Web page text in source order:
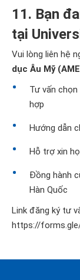
11. Bạn
tại
Vui lòng liên hệ
dục Âu Mỹ
Tư vấn
hợp
Hướng dẫn
Hỗ trợ xin
Đồng hành
Hàn Quốc
Link đăng ký tư
https://